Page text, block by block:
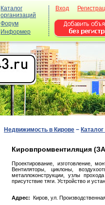
Каталог
организаций
Форум
Информер
Вход
Недвижимость в Кирове −
Кировпромвентиляция
Проектирование, изготовление,
Вентиляторы, циклоны,
металлоконструкции, узлы
присутствие тяги. Устройство и
Адрес: Киров, yл.